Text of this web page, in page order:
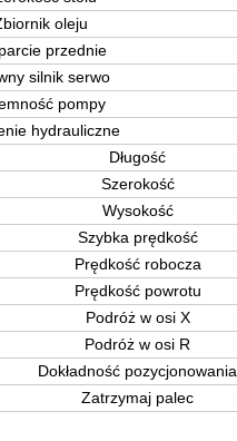
oleju
przednie
silnik serwo
pompy
hydrauliczne
Długość
Szerokość
Wysokość
Szybka prędkość
Prędkość robocza
Prędkość powrotu
Podróż w osi X
Podróż w osi R
Dokładność pozycjonowania
Zatrzymaj palec